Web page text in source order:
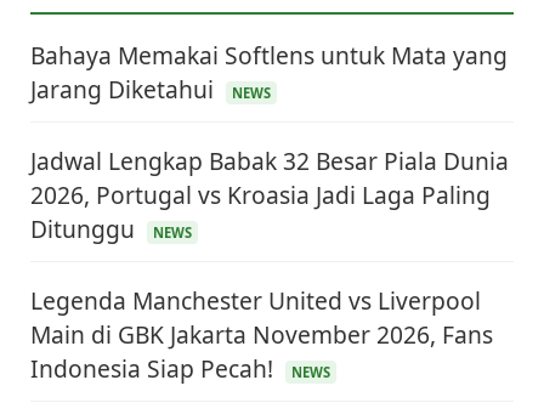
Bahaya Memakai Softlens untuk Mata yang
Jarang Diketahui
NEWS
Jadwal Lengkap Babak 32 Besar Piala Dunia
2026, Portugal vs Kroasia Jadi Laga Paling
Ditunggu
NEWS
Legenda Manchester United vs Liverpool
Main di GBK Jakarta November 2026, Fans
Indonesia Siap Pecah!
NEWS